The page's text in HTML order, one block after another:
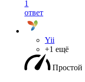
1
ответ
Yii
+1 ещё
Простой